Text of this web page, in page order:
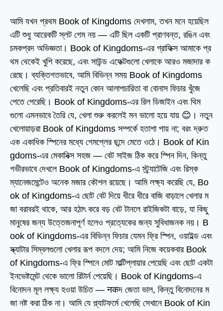
আমি যখন প্রথম Book of Kingdoms দেখলাম, তখন মনে হয়েছিল
এটি শুধু আরেকটি স্লট গেম নয় — এটি ছিল একটি প্রাণবন্ত, রঙিন এবং
চমকপ্রদ অভিজ্ঞতা। Book of Kingdoms-এর গ্রাফিক্স আমাকে প্র
থম থেকেই খুশি করেছে, এবং সাউন্ড এফেক্টগুলো খেলাকে আরও মজাদার ক
রেছে। ব্যক্তিগতভাবে, আমি বিভিন্ন সময় Book of Kingdoms
খেলেছি এবং প্রতিবারই নতুন কোন আলাপচারিতা বা বোনাস ফিচার খুঁজে
পেতে পেরেছি। Book of Kingdoms-এর রিল ডিজাইন এবং থিম
গুলো এমনভাবে তৈরি যে, খেলা শুরু করলেই মন ভালো হয়ে যায় 😊। নতুন
খেলোয়াড়রা Book of Kingdoms সম্পর্কে হতাশা পায় না; বরং দ্রুত
এক একাধিক স্পিনের মধ্যে গেমপ্লের ছন্দে মেতে ওঠে। Book of Kin
gdoms-এর মেকানিক্স সহজ — বেট সাইজ ঠিক করে স্পিন দিন, কিন্তু
গভীরভাবে দেখলে Book of Kingdoms-এ স্ট্র্যাটেজি এবং রিস্ক
ম্যানেজমেন্টেও অনেক মজার কৌশল রয়েছে। আমি লক্ষ্য করেছি যে, Bo
ok of Kingdoms-এ ছোট বেট দিয়ে ধীরে ধীরে বাজি বাড়ালে খেলার ম
জা বরাবরই থাকে, আর হঠাৎ করে বড় বেট টানলে রাইজিকটা বাড়ে, যা কিছু
মানুষের জন্য উত্তেজনাপূর্ণ হলেও প্রত্যেকের জন্য সুবিধাজনক নয়। B
ook of Kingdoms-এর বিভিন্ন ফিচার যেমন ফ্রি স্পিন, ওয়াইল্ড এবং
স্ক্যাটার সিম্বলগুলো খেলার রূপ বদলে দেয়; আমি নিজে কয়েকবার Book
of Kingdoms-এ ফ্রি স্পিনে মোট মাল্টিপ্লায়ার পেয়েছি এবং ছোট একটা
ইনভেষ্টমেন্ট থেকে ভালো রিটার্ন পেয়েছি। Book of Kingdoms-এ
বিনোদন মূল লক্ষ্য হওয়া উচিত — नकদ জেতা ভাল, কিন্তু বিনোদনের ম
জা নষ্ট করা ঠিক না। আমি যে প্ল্যাটফর্মে খেলেছি সেখানে Book of Kin